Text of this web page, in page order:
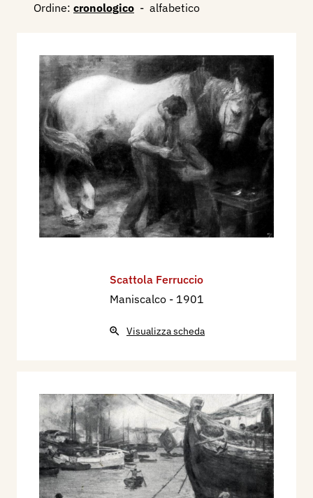
Ordine: cronologico - alfabetico
Scattola Ferruccio
Maniscalco - 1901
Visualizza scheda